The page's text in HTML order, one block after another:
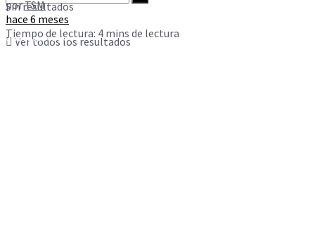
Sin resultados
Ver todos los resultados
Sin resultados
porTSM
hace 6 meses
Tiempo de lectura: 4 mins de lectura